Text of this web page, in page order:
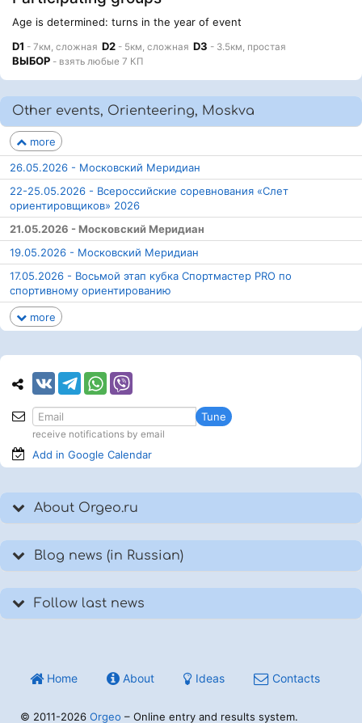
Age is determined: turns in the year of event
D1 - 7км, сложная D2 - 5км, сложная D3 - 3.5км, простая
ВЫБОР - взять любые 7 КП
Other events, Orienteering, Moskva
more
26.05.2026 - Московский Меридиан
22-25.05.2026 - Всероссийские соревнования «Слет
ориентировщиков» 2026
21.05.2026 - Московский Меридиан
19.05.2026 - Московский Меридиан
17.05.2026 - Восьмой этап кубка Спортмастер PRO по
спортивному ориентированию
more
Tune
receive notifications by email
Add in Google Calendar
About Orgeo.ru
Blog news (in Russian)
Follow last news
Home About Ideas Contacts
© 2011-2026 Orgeo – Online entry and results system.